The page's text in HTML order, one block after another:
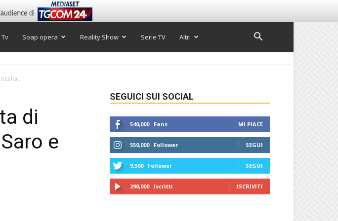
Soap opera Reality Show Serie TV Altri
di
e
SEGUICI SUI SOCIAL
540,000 Fans MI PIACE
550,000 Follower SEGUI
9,300 Follower SEGUI
290,000 Iscritti ISCRIVITI